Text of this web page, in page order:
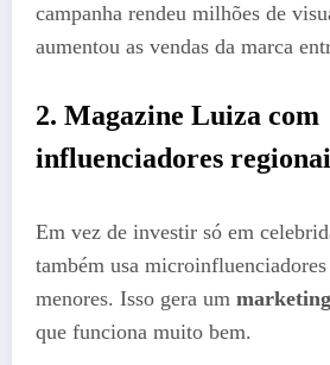
campanha rendeu milhões de
aumentou as vendas da marca
2. Magazine Luiza com
influenciadores
Em vez de investir só em
também usa
menores. Isso gera um
que funciona muito bem.